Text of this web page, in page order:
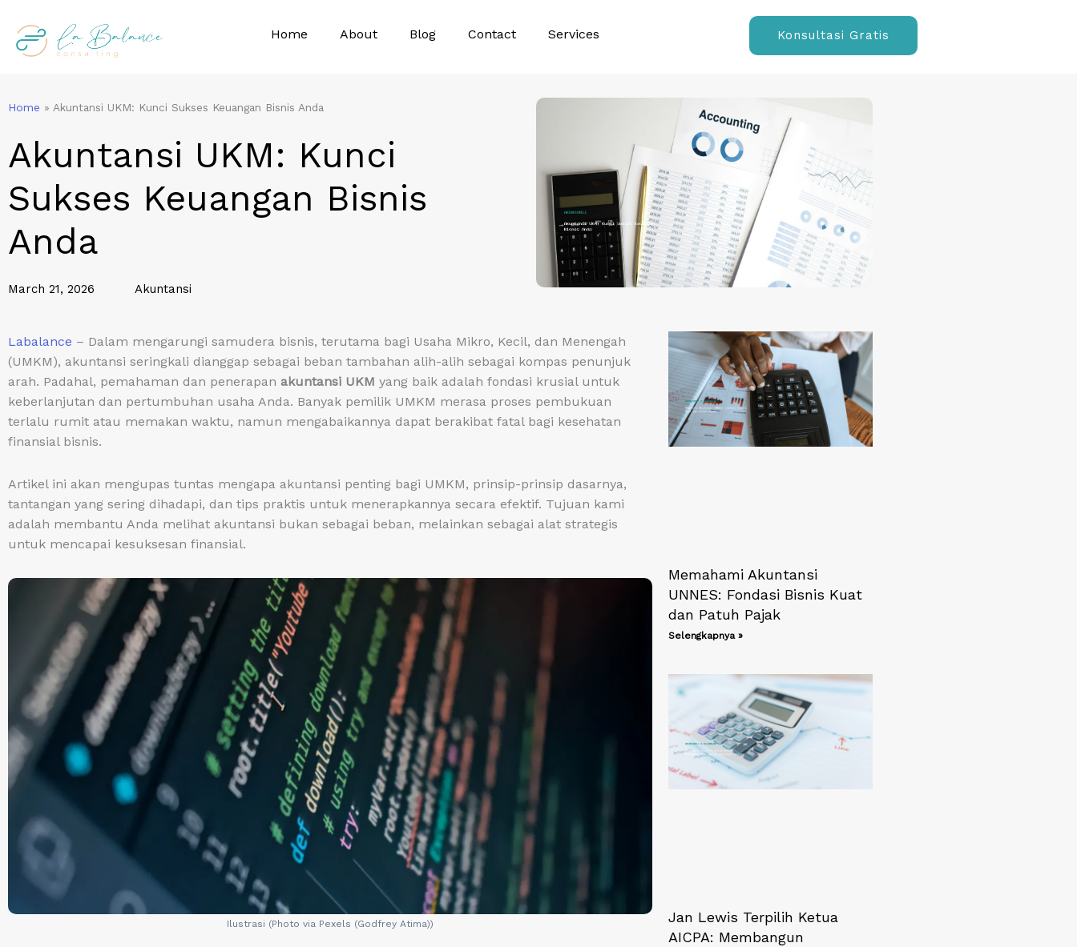
content
Home About Blog Contact Services Konsultasi Gratis
Home » Akuntansi UKM: Kunci Sukses Keuangan Bisnis Anda
Akuntansi UKM: Kunci
Sukses Keuangan Bisnis
Anda
March 21, 2026 Akuntansi
Labalance – Dalam mengarungi samudera bisnis, terutama bagi Usaha Mikro, Kecil, dan Menengah
(UMKM), akuntansi seringkali dianggap sebagai beban tambahan alih-alih sebagai kompas penunjuk
arah. Padahal, pemahaman dan penerapan akuntansi UKM yang baik adalah fondasi krusial untuk
keberlanjutan dan pertumbuhan usaha Anda. Banyak pemilik UMKM merasa proses pembukuan
terlalu rumit atau memakan waktu, namun mengabaikannya dapat berakibat fatal bagi kesehatan
finansial bisnis.
Artikel ini akan mengupas tuntas mengapa akuntansi penting bagi UMKM, prinsip-prinsip dasarnya,
tantangan yang sering dihadapi, dan tips praktis untuk menerapkannya secara efektif. Tujuan kami
adalah membantu Anda melihat akuntansi bukan sebagai beban, melainkan sebagai alat strategis
untuk mencapai kesuksesan finansial.
Ilustrasi (Photo via Pexels (Godfrey Atima))
Memahami Akuntansi
UNNES: Fondasi Bisnis Kuat
dan Patuh Pajak
Selengkapnya »
Jan Lewis Terpilih Ketua
AICPA: Membangun